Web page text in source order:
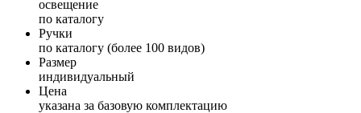
освещение
по каталогу
Ручки
по каталогу (более 100 видов)
Размер
индивидуальный
Цена
указана за базовую комплектацию